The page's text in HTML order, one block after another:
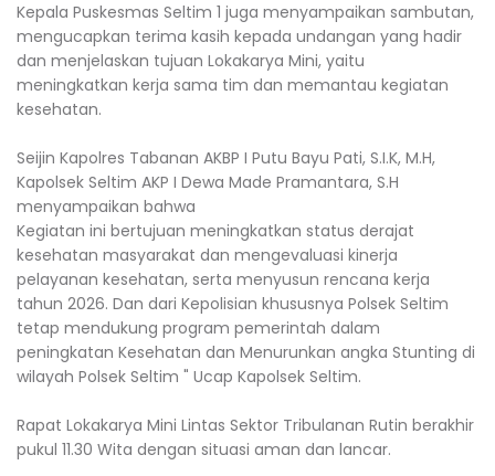
Kepala Puskesmas Seltim 1 juga menyampaikan sambutan,
mengucapkan terima kasih kepada undangan yang hadir
dan menjelaskan tujuan Lokakarya Mini, yaitu
meningkatkan kerja sama tim dan memantau kegiatan
kesehatan.
Seijin Kapolres Tabanan AKBP I Putu Bayu Pati, S.I.K, M.H,
Kapolsek Seltim AKP I Dewa Made Pramantara, S.H
menyampaikan bahwa
Kegiatan ini bertujuan meningkatkan status derajat
kesehatan masyarakat dan mengevaluasi kinerja
pelayanan kesehatan, serta menyusun rencana kerja
tahun 2026. Dan dari Kepolisian khususnya Polsek Seltim
tetap mendukung program pemerintah dalam
peningkatan Kesehatan dan Menurunkan angka Stunting di
wilayah Polsek Seltim " Ucap Kapolsek Seltim.
Rapat Lokakarya Mini Lintas Sektor Tribulanan Rutin berakhir
pukul 11.30 Wita dengan situasi aman dan lancar.